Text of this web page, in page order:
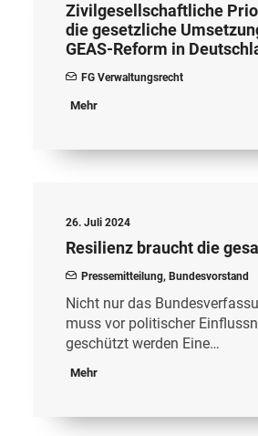
Zivilgesellschaftliche
die gesetzliche
GEAS-Reform in
FG Verwaltungsrecht
Mehr
26. Juli 2024
Resilienz braucht die
Pressemitteilung, Bundesvorstand
Nicht nur das
muss vor politischer
geschützt werden Eine…
Mehr